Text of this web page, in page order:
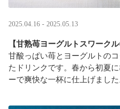
2025.04.16 - 2025.05.13
【甘熟苺ヨーグルトスワークル
甘酸っぱい苺とヨーグルトの
たドリンクです。春から初夏
ーで爽快な一杯に仕上げました